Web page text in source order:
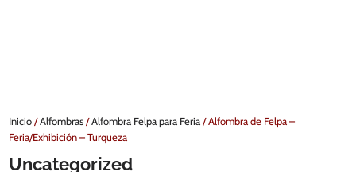
Inicio/Alfombras/Alfombra Felpa para Feria/ Alfombra de Felpa –
Feria/Exhibición – Turqueza
Uncategorized